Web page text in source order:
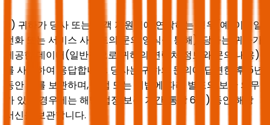
c) 귀하가 당사 또는 고객 지원팀에 연락하는 경우(예: 이메일,
전화 또는 서비스 사이트의 문의 양식을 통해), 당사는 귀하가
제공한 데이터(일반적으로 귀하의 연락처 정보와 문의 내용)
를 사용하여 응답합니다. 당사는 귀하의 문의에 답변한 후 5년
동안 이를 보관하며, 상법 또는 세법에 따라 별도의 보관 의무
가 있는 경우에는 해당 법정 보존 기간(통상 6년) 동안 해당
서신을 보관합니다.